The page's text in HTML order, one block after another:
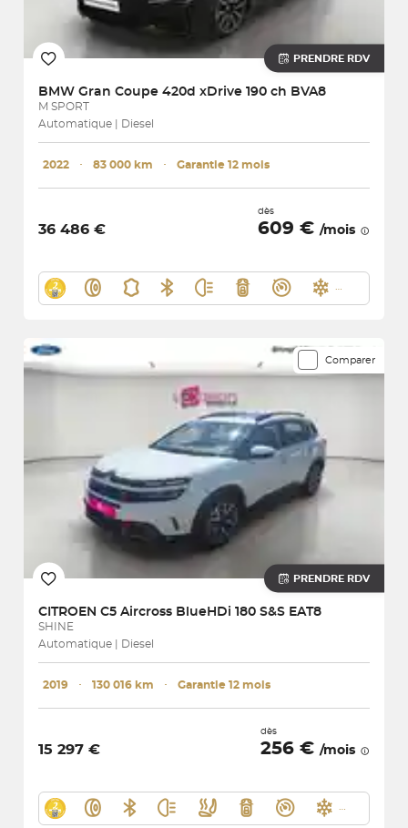
PRENDRE RDV
BMW Gran Coupe 420d xDrive 190 ch BVA8
M SPORT
Automatique | Diesel
2022 ･ 83 000 km ･ Garantie 12 mois
36 486 €
dès
609 € /mois
Comparer
PRENDRE RDV
CITROEN C5 Aircross BlueHDi 180 S&S EAT8
SHINE
Automatique | Diesel
2019 ･ 130 016 km ･ Garantie 12 mois
15 297 €
dès
256 € /mois